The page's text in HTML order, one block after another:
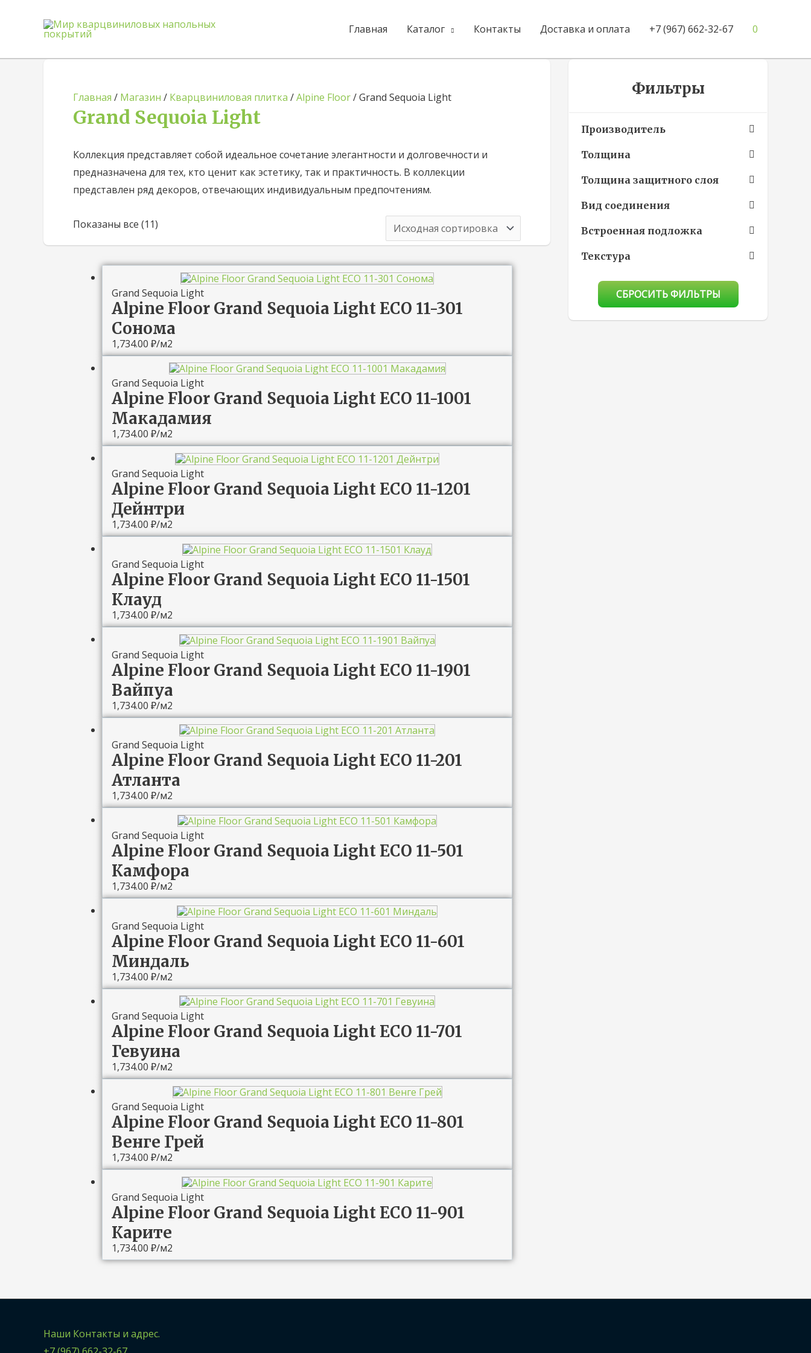
Главная Каталог Контакты Доставка и оплата +7 (967) 662-32-67 0
Главная / Магазин / Кварцвиниловая плитка /Alpine Floor/ Grand Sequoia Light
Grand Sequoia Light
Коллекция представляет собой идеальное сочетание элегантности и долговечности и
предназначена для тех, кто ценит как эстетику, так и практичность. В коллекции
представлен ряд декоров, отвечающих индивидуальным предпочтениям.
Показаны все (11)
Grand Sequoia Light
Alpine Floor Grand Sequoia Light ECO 11-301
Сонома
1,734.00 ₽/м2
Grand Sequoia Light
Alpine Floor Grand Sequoia Light ЕСО 11-1001
Макадамия
1,734.00 ₽/м2
Grand Sequoia Light
Alpine Floor Grand Sequoia Light ЕСО 11-1201
Дейнтри
1,734.00 ₽/м2
Grand Sequoia Light
Alpine Floor Grand Sequoia Light ЕСО 11-1501
Клауд
1,734.00 ₽/м2
Grand Sequoia Light
Alpine Floor Grand Sequoia Light ЕСО 11-1901
Вайпуа
1,734.00 ₽/м2
Grand Sequoia Light
Alpine Floor Grand Sequoia Light ЕСО 11-201
Атланта
1,734.00 ₽/м2
Grand Sequoia Light
Alpine Floor Grand Sequoia Light ЕСО 11-501
Камфора
1,734.00 ₽/м2
Grand Sequoia Light
Alpine Floor Grand Sequoia Light ЕСО 11-601
Миндаль
1,734.00 ₽/м2
Grand Sequoia Light
Alpine Floor Grand Sequoia Light ЕСО 11-701
Гевуина
1,734.00 ₽/м2
Grand Sequoia Light
Alpine Floor Grand Sequoia Light ЕСО 11-801
Венге Грей
1,734.00 ₽/м2
Grand Sequoia Light
Alpine Floor Grand Sequoia Light ЕСО 11-901
Карите
1,734.00 ₽/м2
Фильтры
Производитель
Толщина
Толщина защитного слоя
Вид соединения
Встроенная подложка
Текстура
СБРОСИТЬ ФИЛЬТРЫ
Наши Контакты и адрес.